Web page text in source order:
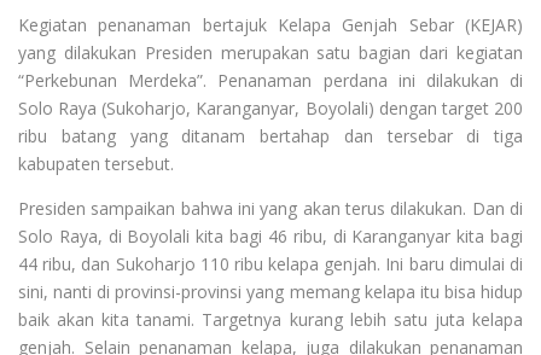
Kegiatan penanaman bertajuk Kelapa Genjah Sebar (KEJAR)
yang dilakukan Presiden merupakan satu bagian dari kegiatan
“Perkebunan Merdeka”. Penanaman perdana ini dilakukan di
Solo Raya (Sukoharjo, Karanganyar, Boyolali) dengan target 200
ribu batang yang ditanam bertahap dan tersebar di tiga
kabupaten tersebut.
Presiden sampaikan bahwa ini yang akan terus dilakukan. Dan di
Solo Raya, di Boyolali kita bagi 46 ribu, di Karanganyar kita bagi
44 ribu, dan Sukoharjo 110 ribu kelapa genjah. Ini baru dimulai di
sini, nanti di provinsi-provinsi yang memang kelapa itu bisa hidup
baik akan kita tanami. Targetnya kurang lebih satu juta kelapa
genjah. Selain penanaman kelapa, juga dilakukan penanaman